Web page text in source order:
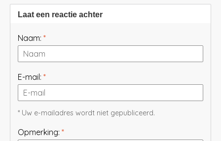
Laat een reactie achter
Naam: *
E-mail: *
* Uw e-mailadres wordt niet gepubliceerd.
Opmerking: *